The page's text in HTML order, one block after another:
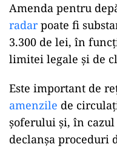
Amenda pentru
radarpoate fi
3.300 de lei, în
limitei legale și de
Este important de
amenzile de
șoferului și, în
declanșa proceduri